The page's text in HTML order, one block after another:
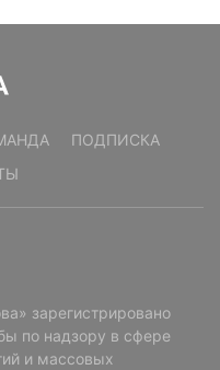
ПОДПИСКА
зарегистрировано
по надзору в сфере
и массовых